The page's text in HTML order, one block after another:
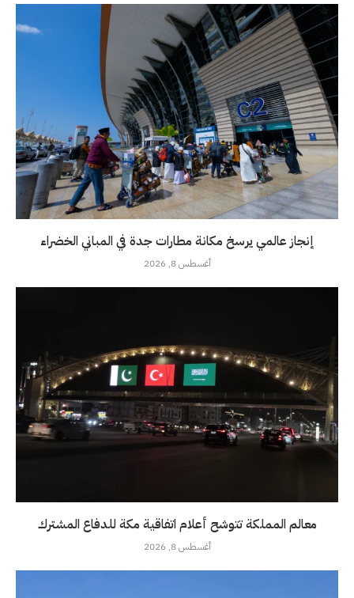
إنجاز عالمي يرسخ مكانة مطارات جدة في المباني الخضراء
أغسطس 8, 2026
معالم المملكة تتوشح أعلام اتفاقية مكة للدفاع المشترك
أغسطس 8, 2026